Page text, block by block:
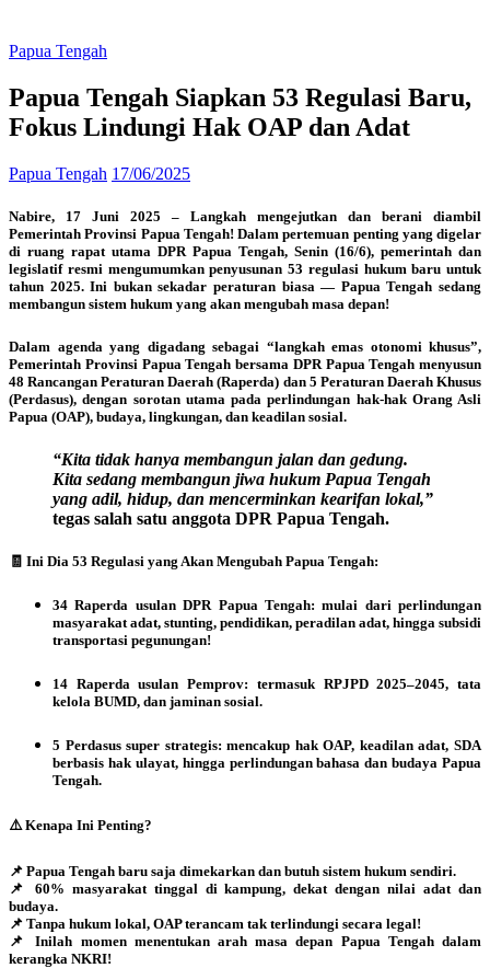
Papua Tengah
Papua Tengah Siapkan 53 Regulasi Baru,
Fokus Lindungi Hak OAP dan Adat
Papua Tengah 17/06/2025
Nabire, 17 Juni 2025 – Langkah mengejutkan dan berani diambil
Pemerintah Provinsi Papua Tengah! Dalam pertemuan penting yang digelar
di ruang rapat utama DPR Papua Tengah, Senin (16/6), pemerintah dan
legislatif resmi mengumumkan penyusunan 53 regulasi hukum baru untuk
tahun 2025. Ini bukan sekadar peraturan biasa — Papua Tengah sedang
membangun sistem hukum yang akan mengubah masa depan!
Dalam agenda yang digadang sebagai “langkah emas otonomi khusus”,
Pemerintah Provinsi Papua Tengah bersama DPR Papua Tengah menyusun
48 Rancangan Peraturan Daerah (Raperda) dan 5 Peraturan Daerah Khusus
(Perdasus), dengan sorotan utama pada perlindungan hak-hak Orang Asli
Papua (OAP), budaya, lingkungan, dan keadilan sosial.
“Kita tidak hanya membangun jalan dan gedung.
Kita sedang membangun jiwa hukum Papua Tengah
yang adil, hidup, dan mencerminkan kearifan lokal,”
tegas salah satu anggota DPR Papua Tengah.
🧾 Ini Dia 53 Regulasi yang Akan Mengubah Papua Tengah:
34 Raperda usulan DPR Papua Tengah: mulai dari perlindungan
masyarakat adat, stunting, pendidikan, peradilan adat, hingga subsidi
transportasi pegunungan!
14 Raperda usulan Pemprov: termasuk RPJPD 2025–2045, tata
kelola BUMD, dan jaminan sosial.
5 Perdasus super strategis: mencakup hak OAP, keadilan adat, SDA
berbasis hak ulayat, hingga perlindungan bahasa dan budaya Papua
Tengah.
⚠️ Kenapa Ini Penting?
📌 Papua Tengah baru saja dimekarkan dan butuh sistem hukum sendiri.
📌 60% masyarakat tinggal di kampung, dekat dengan nilai adat dan
budaya.
📌 Tanpa hukum lokal, OAP terancam tak terlindungi secara legal!
📌 Inilah momen menentukan arah masa depan Papua Tengah dalam
kerangka NKRI!